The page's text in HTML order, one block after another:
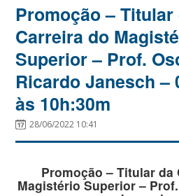
Promoção – Titular
Carreira do
Superior – Prof.
Ricardo Janesch –
às 10h:30m
28/06/2022 10:41
Promoção – Titular da
Magistério Superior –